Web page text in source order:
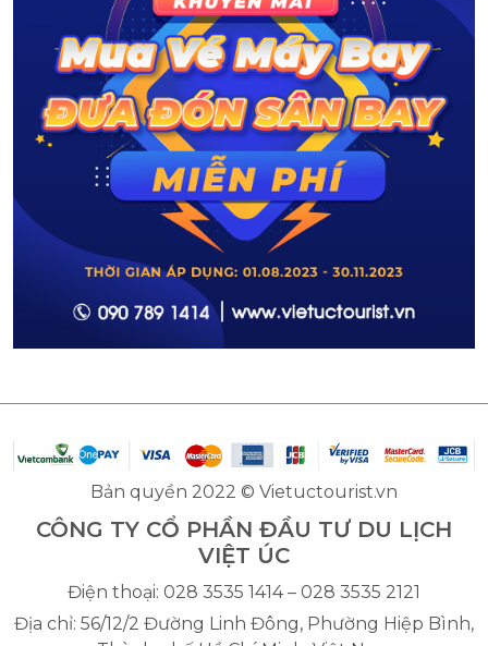
Bản quyền 2022 © Vietuctourist.vn
CÔNG TY CỔ PHẦN ĐẦU TƯ DU LỊCH
VIỆT ÚC
Điện thoại: 028 3535 1414 – 028 3535 2121
Địa chỉ: 56/12/2 Đường Linh Đông, Phường Hiệp Bình,